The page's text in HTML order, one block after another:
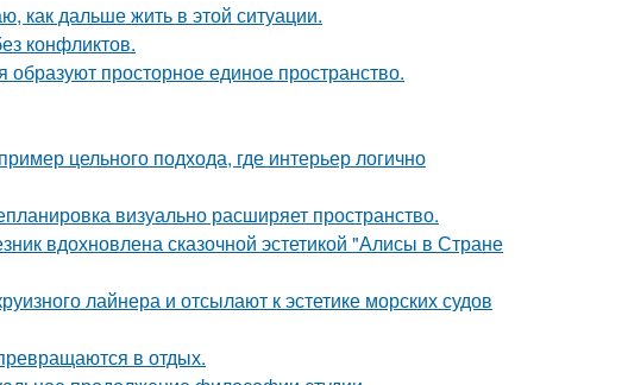
как дальше жить в этой ситуации.
конфликтов.
образуют просторное единое пространство.
цельного подхода, где интерьер логично
визуально расширяет пространство.
вдохновлена сказочной эстетикой "Алисы в Стране
лайнера и отсылают к эстетике морских судов
в отдых.